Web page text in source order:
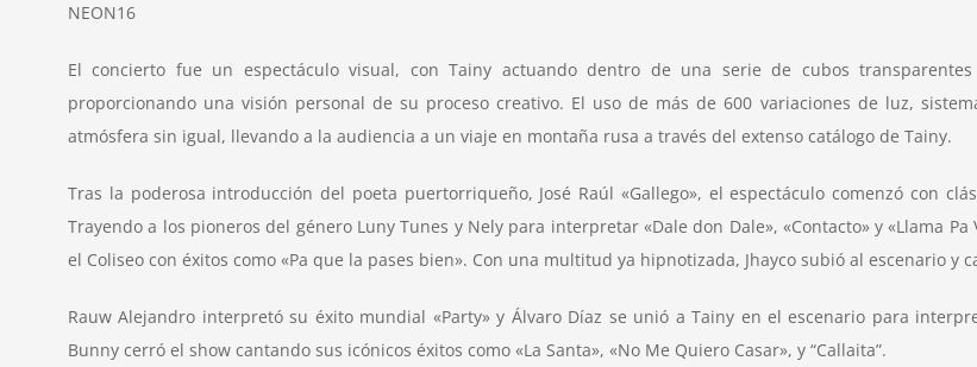
NEON16
El concierto fue un espectáculo visual, conTainy actuando dentro de una serie de cubos
proporcionando una visión personal de su proceso creativo. El uso de más de 600 variaciones de luz,
atmósfera sin igual, llevando a la audiencia a un viaje en montaña rusa a través del extenso catálogo de Tainy.
Tras la poderosa introducción del poeta puertorriqueño, José Raúl «Gallego», el espectáculo comenzó con
Trayendo a los pioneros del género Luny Tunes y Nely para interpretar «Dale don Dale», «Contacto» y «Llama
el Coliseo con éxitos como «Pa que la pases bien». Con una multitud ya hipnotizada, Jhayco subió al escenario y
Rauw Alejandro interpretó su éxito mundial «Party» y Álvaro Díaz se unió aTainy en el escenario para
Bunny cerró el show cantando sus icónicos éxitos como «La Santa», «No Me Quiero Casar», y “Callaita”.